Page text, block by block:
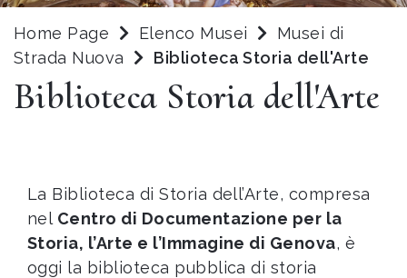
Home Page Elenco Musei
Musei di
Strada Nuova
Biblioteca Storia dell'Arte
Biblioteca Storia dell'Arte
La Biblioteca di Storia dell’Arte, compresa
nel Centro di Documentazione per la
Storia, l’Arte e l’Immagine di Genova, è
oggi la biblioteca pubblica di storia